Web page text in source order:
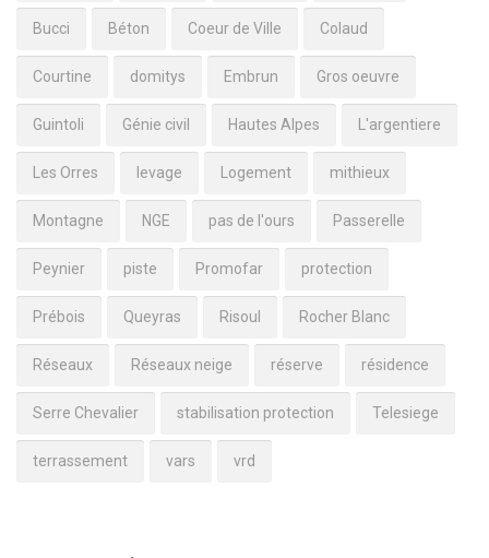
Bucci Béton Coeur de Ville Colaud
Courtine domitys Embrun Gros oeuvre
Guintoli Génie civil Hautes Alpes L'argentiere
Les Orres levage Logement mithieux
Montagne NGE pas de l'ours Passerelle
Peynier piste Promofar protection
Prébois Queyras Risoul Rocher Blanc
Réseaux Réseaux neige réserve résidence
Serre Chevalier stabilisation protection Telesiege
terrassement vars vrd